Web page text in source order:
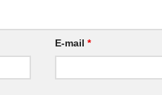
E-mail*